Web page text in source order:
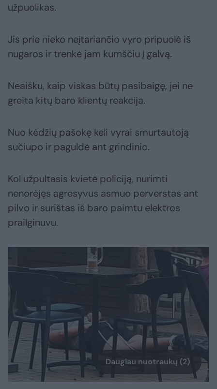
užpuolikas.
Jis prie nieko neįtariančio vyro pripuolė iš
nugaros ir trenkė jam kumščiu į galvą.
Neaišku, kaip viskas būtų pasibaigę, jei ne
greita kitų baro klientų reakcija.
Nuo kėdžių pašokę keli vyrai smurtautoją
sučiupo ir paguldė ant grindinio.
Kol užpultasis kvietė policiją, nurimti
nenorėjęs agresyvus asmuo perverstas ant
pilvo ir surištas iš baro paimtu elektros
prailginuvu.
Daugiau nuotraukų (2)